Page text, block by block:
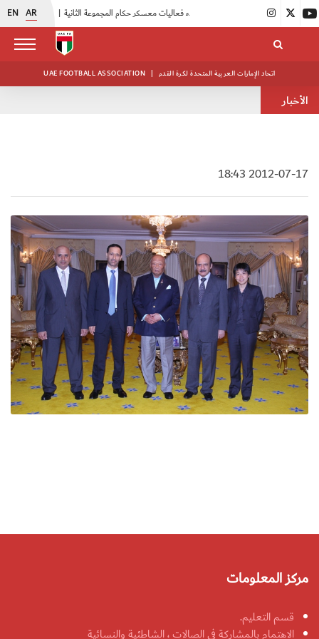
EN AR |
UAE FOOTBALL ASSOCIATION | اتحاد الإمارات العربية المتحدة لكرة القدم
الأخبار
2012-07-17 18:43
مركز المعلومات
قسم التعليم.
الاهتمام بالمشاركة في الصالات ، الشاطئية والنسائية